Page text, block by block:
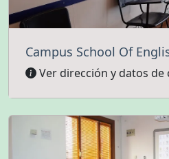
Campus School Of
Ver dirección y datos de